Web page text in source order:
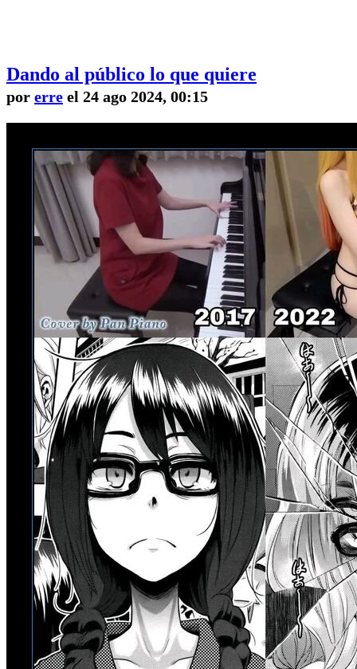
Dando al público lo que quiere
por erre el 24 ago 2024, 00:15